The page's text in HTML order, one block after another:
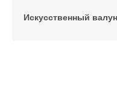
Искусственный валун